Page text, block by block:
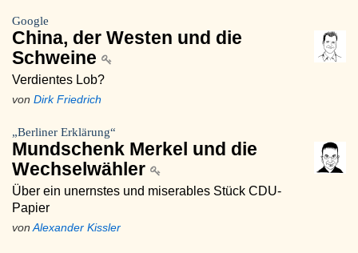
Google
China, der Westen und die
Schweine
Verdientes Lob?
von Dirk Friedrich
„Berliner Erklärung“
Mundschenk Merkel und die
Wechselwähler
Über ein unernstes und miserables Stück CDU-
Papier
von Alexander Kissler